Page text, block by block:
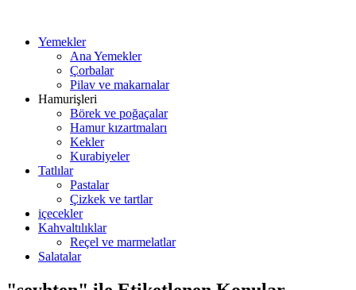
Yemekler
Ana Yemekler
Çorbalar
Pilav ve makarnalar
Hamurişleri
Börek ve poğaçalar
Hamur kızartmaları
Kekler
Kurabiyeler
Tatlılar
Pastalar
Çizkek ve tartlar
içecekler
Kahvaltılıklar
Reçel ve marmelatlar
Salatalar